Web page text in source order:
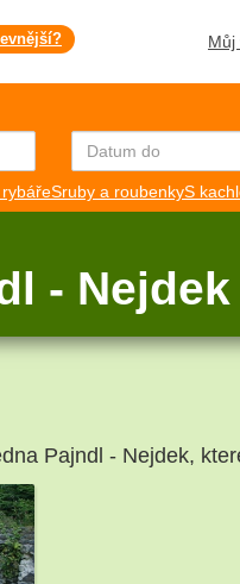
Můj
rybářeSruby a roubenkyS
- Nejdek
Pajndl - Nejdek,